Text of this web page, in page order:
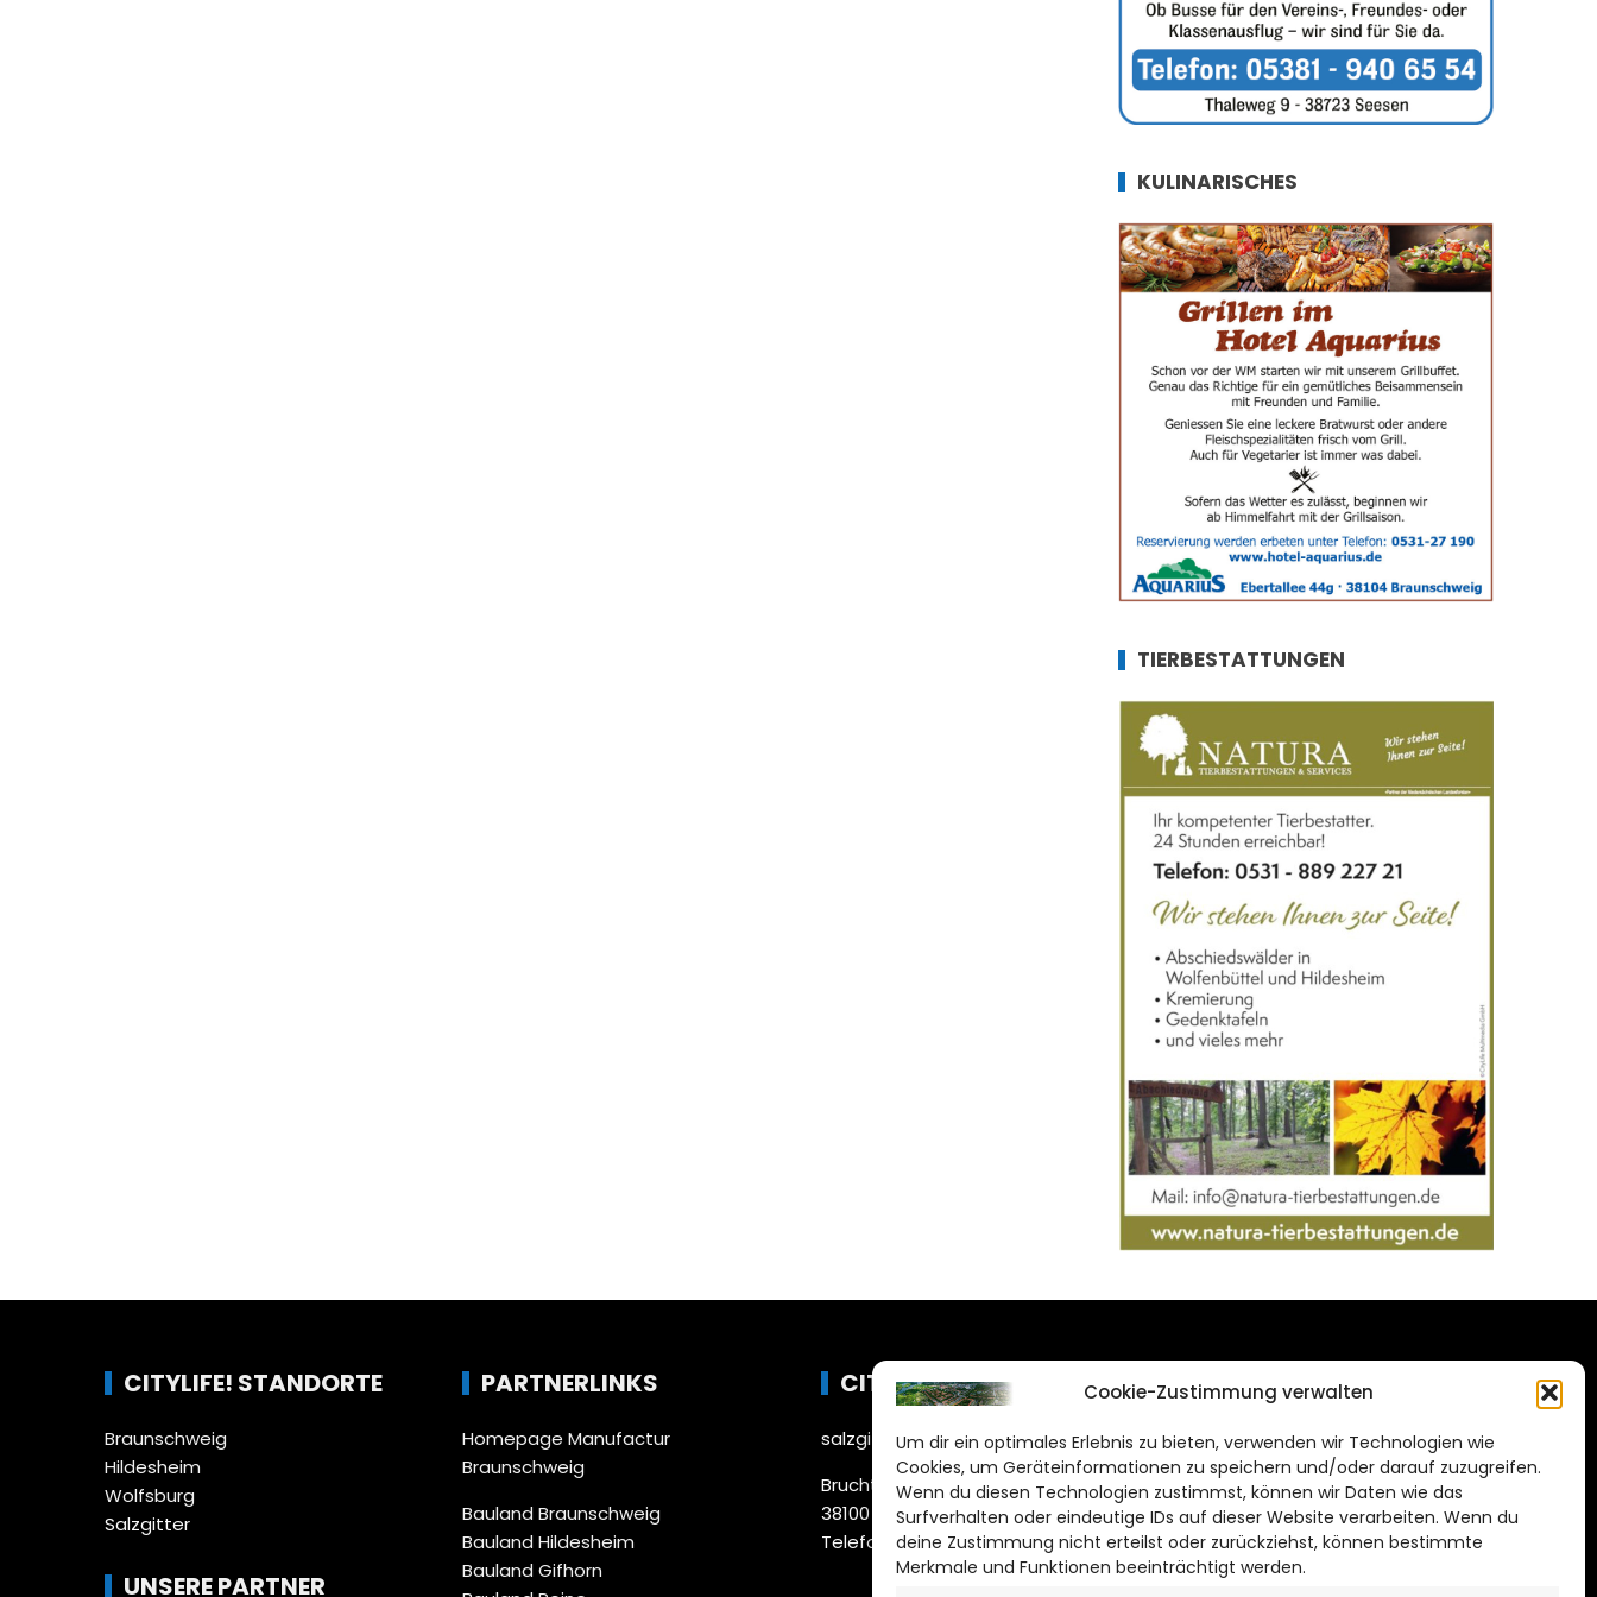
Cookie-Zustimmung verwalten
Um dir ein optimales Erlebnis zu bieten, verwenden wir Technologien wie
Cookies, um Geräteinformationen zu speichern und/oder darauf zuzugreifen.
Wenn du diesen Technologien zustimmst, können wir Daten wie das
Surfverhalten oder eindeutige IDs auf dieser Website verarbeiten. Wenn du
deine Zustimmung nicht erteilst oder zurückziehst, können bestimmte
Merkmale und Funktionen beeinträchtigt werden.
KULINARISCHES
TIERBESTATTUNGEN
CITYLIFE! STANDORTE
Braunschweig
Hildesheim
Wolfsburg
Salzgitter
UNSERE PARTNER
PARTNERLINKS
Homepage Manufactur
Braunschweig
Bauland Braunschweig
Bauland Hildesheim
Bauland Gifhorn
CITYLIFE!
salzgitter@citylifemedien.de
Bruchtorwall 12
38100 Braunschweig
Telefon: 0531 387220 – 65
DAS STADTMAGAZIN
FÜR SALZGITTER
Impressum
Datenschutzerklärung
Cookie Richtlinie
CITYLIFE! BEI FACEBOOK